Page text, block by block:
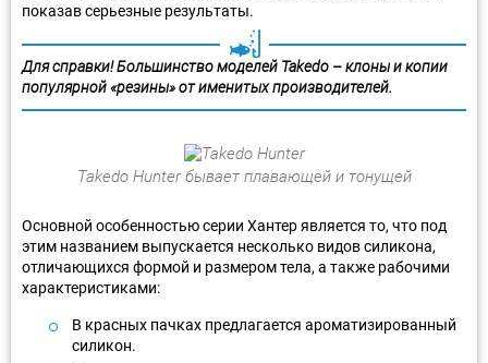
показав серьезные результаты.
Для справки! Большинство моделей Takedo – клоны и копии
популярной «резины» от именитых производителей.
Takedo Hunter бывает плавающей и тонущей
Основной особенностью серии Хантер является то, что под
этим названием выпускается несколько видов силикона,
отличающихся формой и размером тела, а также рабочими
характеристиками:
В красных пачках предлагается ароматизированный
силикон.